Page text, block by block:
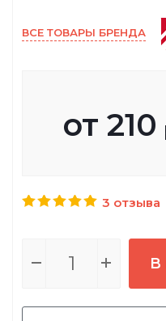
ВСЕ ТОВАРЫ БРЕНДА
от 210
3 отзыва
В